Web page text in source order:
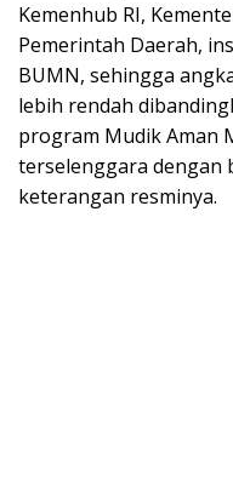
Kemenhub RI,
Pemerintah Daerah,
BUMN, sehingga
lebih rendah
program Mudik Aman
terselenggara dengan
keterangan resminya.